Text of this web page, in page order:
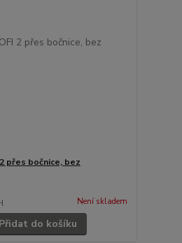
přes bočnice, bez
Není skladem
Přidat do košíku